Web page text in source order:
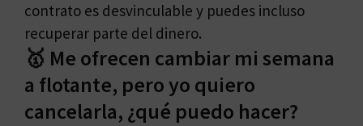
contrato es desvinculable y puedes incluso
recuperar parte del dinero.
🥇 Me ofrecen cambiar mi semana
a flotante, pero yo quiero
cancelarla, ¿qué puedo hacer?